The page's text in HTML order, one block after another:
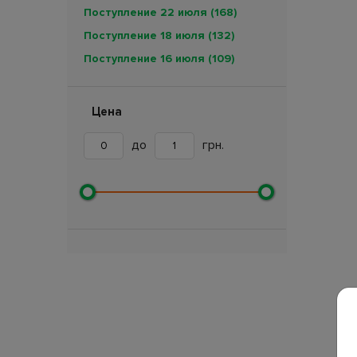
Поступление 22 июля (168)
Поступление 18 июля (132)
Поступление 16 июля (109)
Поступление 7 июля
Поступление 4 июля (114)
Поступление 30 июня(224)
Цена
до грн.